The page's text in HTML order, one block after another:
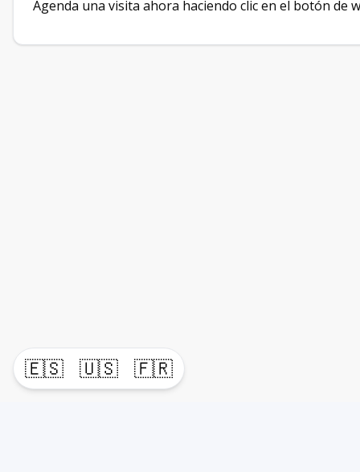
🇪🇸 🇺🇸 🇫🇷
Agenda una visita ahora haciendo clic en el botón de